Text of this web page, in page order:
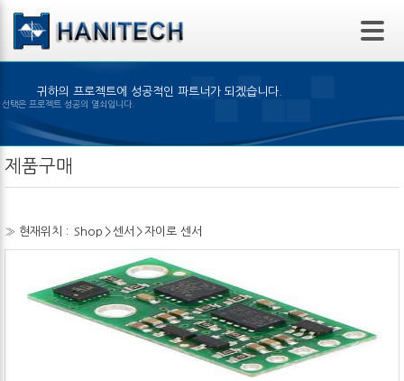
본문 바로가기
귀하의 프로젝트에 성공적인 파트너가 되겠습니다.
제품의 선택은 프로젝트 성공의 열쇠입니다.
제품구매
» 현재위치 : Shop >센서 >자이로 센서